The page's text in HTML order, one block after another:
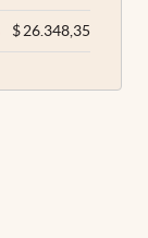
$26.348,35